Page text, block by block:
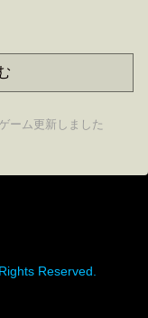
ーム更新しました
Reserved.